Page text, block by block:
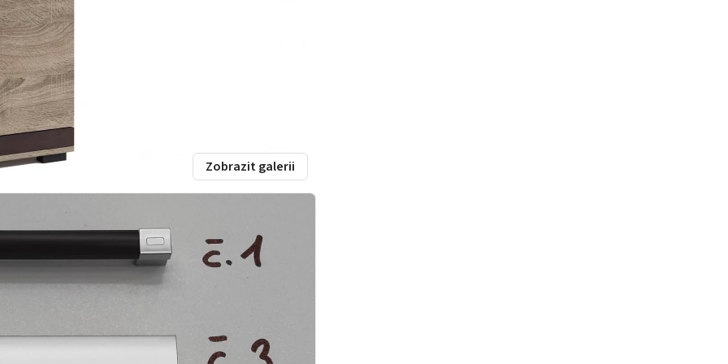
Zobrazit galerii